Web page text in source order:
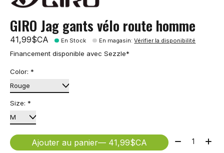
GIRO Jag gants vélo route homme
41,99$CA En Stock En magasin:Vérifier la disponibilité
Financement disponible avec Sezzle*
Color: *
Size: *
Ajouter au panier — 41,99$CA Quantité: